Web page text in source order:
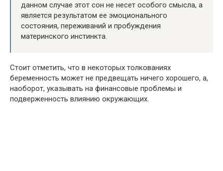
данном случае этот сон не несет особого смысла, а
является результатом ее эмоционального
состояния, переживаний и пробуждения
материнского инстинкта.
Стоит отметить, что в некоторых толкованиях
беременность может не предвещать ничего хорошего, а,
наоборот, указывать на финансовые проблемы и
подверженность влиянию окружающих.